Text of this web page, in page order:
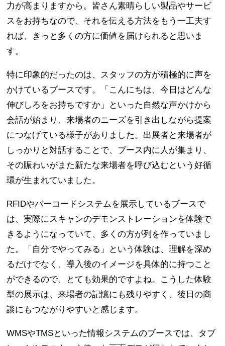
力が高まりますから。皆さん素晴らしい製品やサービ
スをお持ちなので、それを伝える方法をもう一工夫す
れば、きっと多くの方に価値を届けられると思いま
す。
特に印象的だったのは、スタッフの方が積極的に声を
かけているブースです。「こんにちは、今日はどんな
伸びしろをお持ちですか」といった自然な声かけから
会話が始まり、来場者のニーズを引き出しながら提案
につなげている様子がありました。出展者と来場者が
しっかりと対話することで、ブース内に人が集まり、
その賑わいがまた新たな来場者を呼び込むという好循
環が生まれていました。
RFIDやバーコードシステムを展示しているブースで
は、実際にスキャンのデモンストレーションを体験で
きるようになっていて、多くの方が列を作っていまし
た。「自分でやってみる」という体験は、理解を深め
るだけでなく、導入後のイメージを具体的に持つこと
ができるので、とても効果的ですよね。こうした体験
型の展示は、来場者の記憶にも残りやすく、後日の商
談にもつながりやすいと感じます。
WMSやTMSといった情報システムのブースでは、タブ